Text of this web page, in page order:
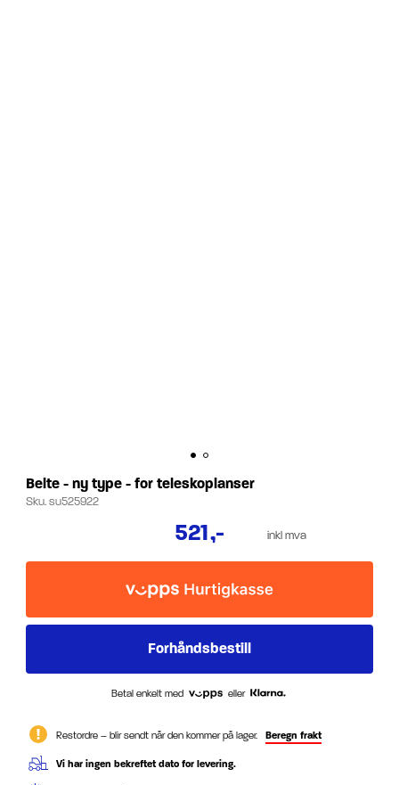
Belte - ny type - for teleskoplanser
Sku.su525922
521,- inkl mva
Betal enkelt med eller
Restordre – blir sendt når den kommer på lager. Beregn frakt
Vi har ingen bekreftet dato for levering.